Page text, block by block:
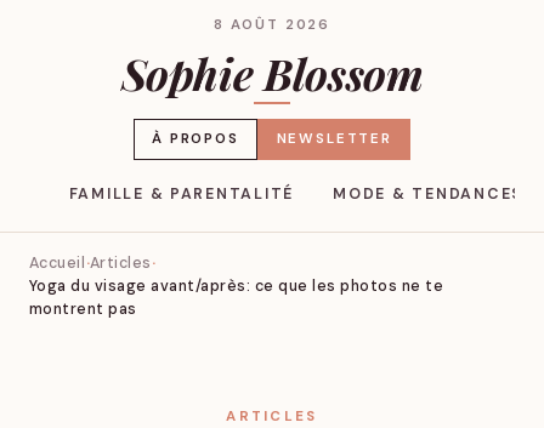
8 AOÛT 2026
Sophie Blossom
À PROPOS NEWSLETTER
FAMILLE & PARENTALITÉ MODE & TENDANCES
Accueil Articles
Yoga du visage avant/après: ce que les photos ne te
montrent pas
ARTICLES